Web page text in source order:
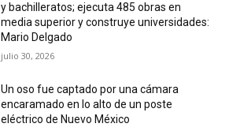
y bachilleratos; ejecuta 485 obras en
media superior y construye universidades:
Mario Delgado
julio 30, 2026
Un oso fue captado por una cámara
encaramado en lo alto de un poste
eléctrico de Nuevo México